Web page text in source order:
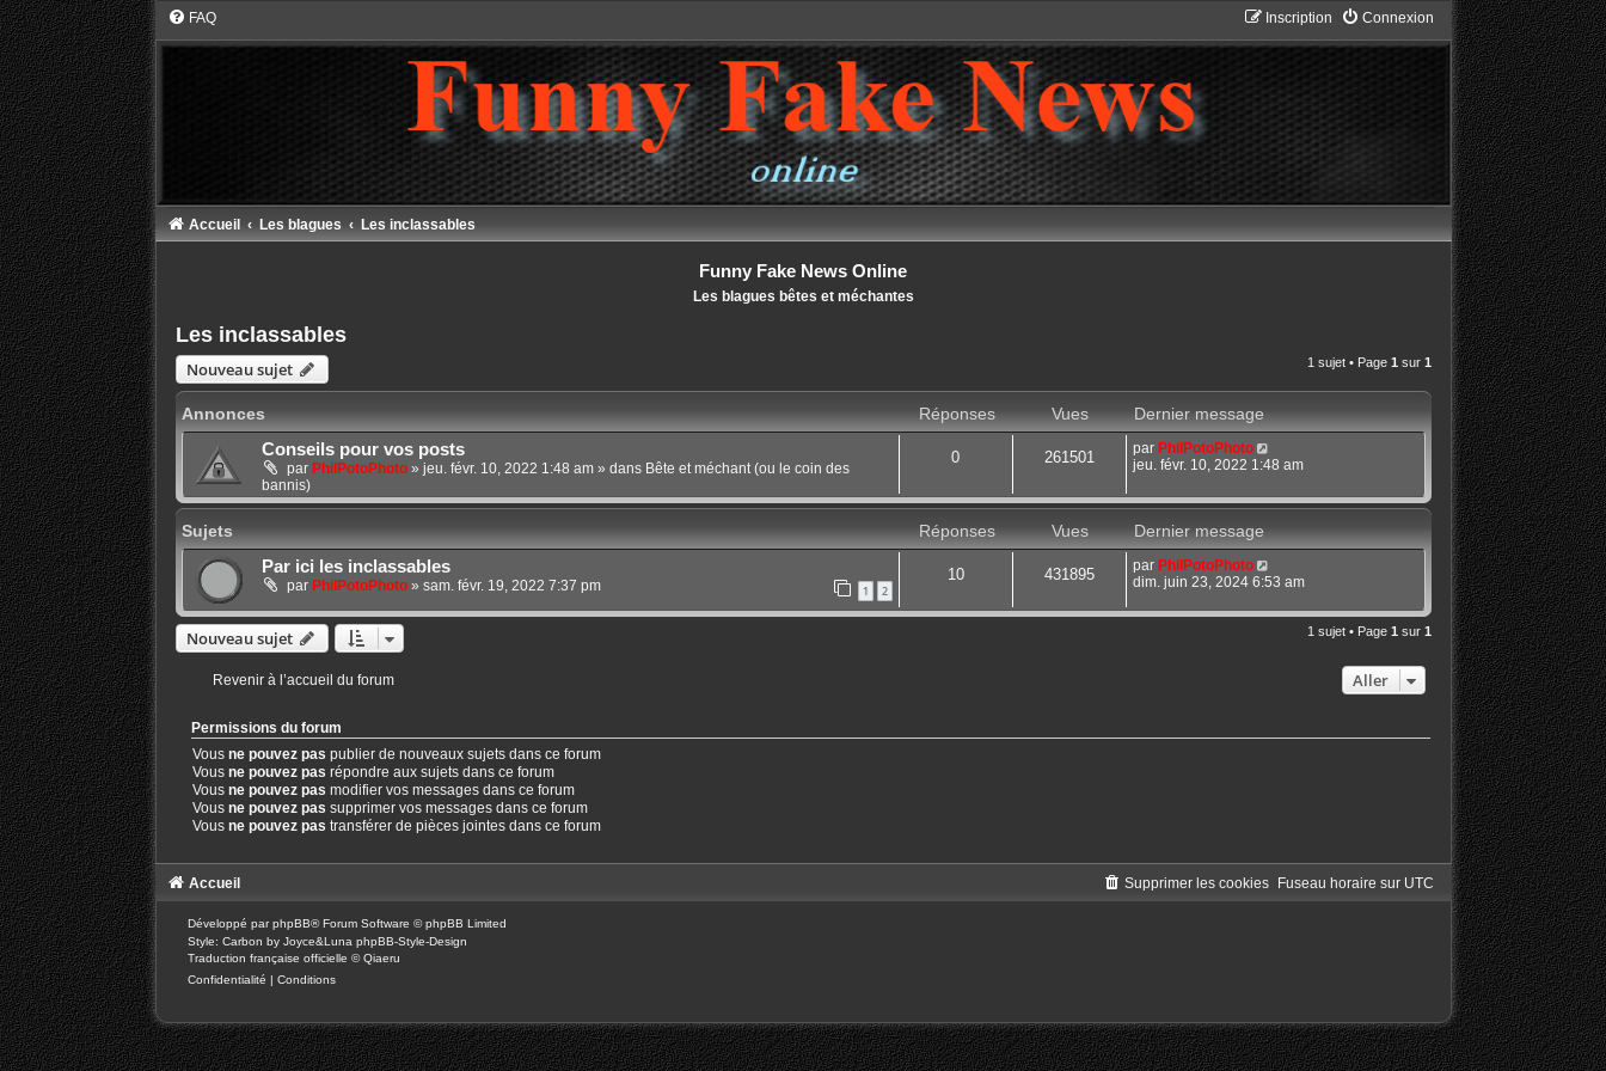
FAQ Connexion
Inscription
Accueil Les blagues Les inclassables
Funny Fake News Online
Les blagues bêtes et méchantes
Les inclassables
Nouveau sujet 1 sujet • Page 1 sur 1
Annonces Réponses Vues
Dernier message
Conseils pour vos posts
par PhilPotoPhoto» jeu. févr. 10, 2022 1:48 am» dans Bête et méchant (ou le coin des
bannis)
0 261501 par PhilPotoPhoto
jeu. févr. 10, 2022 1:48 am
Sujets Réponses Vues
Dernier message
Par ici les inclassables
par PhilPotoPhoto» sam. févr. 19, 2022 7:37 pm 1 2
10 431895 par PhilPotoPhoto
dim. juin 23, 2024 6:53 am
Nouveau sujet 1 sujet • Page 1 sur 1
Revenir à l’accueil du forum Aller
Permissions du forum
Vous ne pouvez pas publier de nouveaux sujets dans ce forum
Vous ne pouvez pas répondre aux sujets dans ce forum
Vous ne pouvez pas modifier vos messages dans ce forum
Vous ne pouvez pas supprimer vos messages dans ce forum
Vous ne pouvez pas transférer de pièces jointes dans ce forum
Accueil Fuseau horaire sur UTC
Supprimer les cookies
Développé parphpBB® Forum Software © phpBB Limited
Style: Carbon by Joyce&Luna phpBB-Style-Design
Traduction française officielle ©Qiaeru
Confidentialité
Conditions